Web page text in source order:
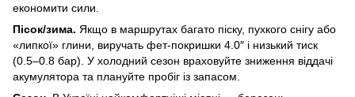
економити сили.
Пісок/зима. Якщо в маршрутах багато піску, пухкого снігу або
«липкої» глини, виручать фет-покришки 4.0″ і низький тиск
(0.5–0.8 бар). У холодний сезон враховуйте зниження віддачі
акумулятора та плануйте пробіг із запасом.